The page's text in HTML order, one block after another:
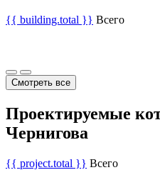
{{ building.total }} Всего
Смотреть все
Проектируемые
Чернигова
{{ project.total }} Всего